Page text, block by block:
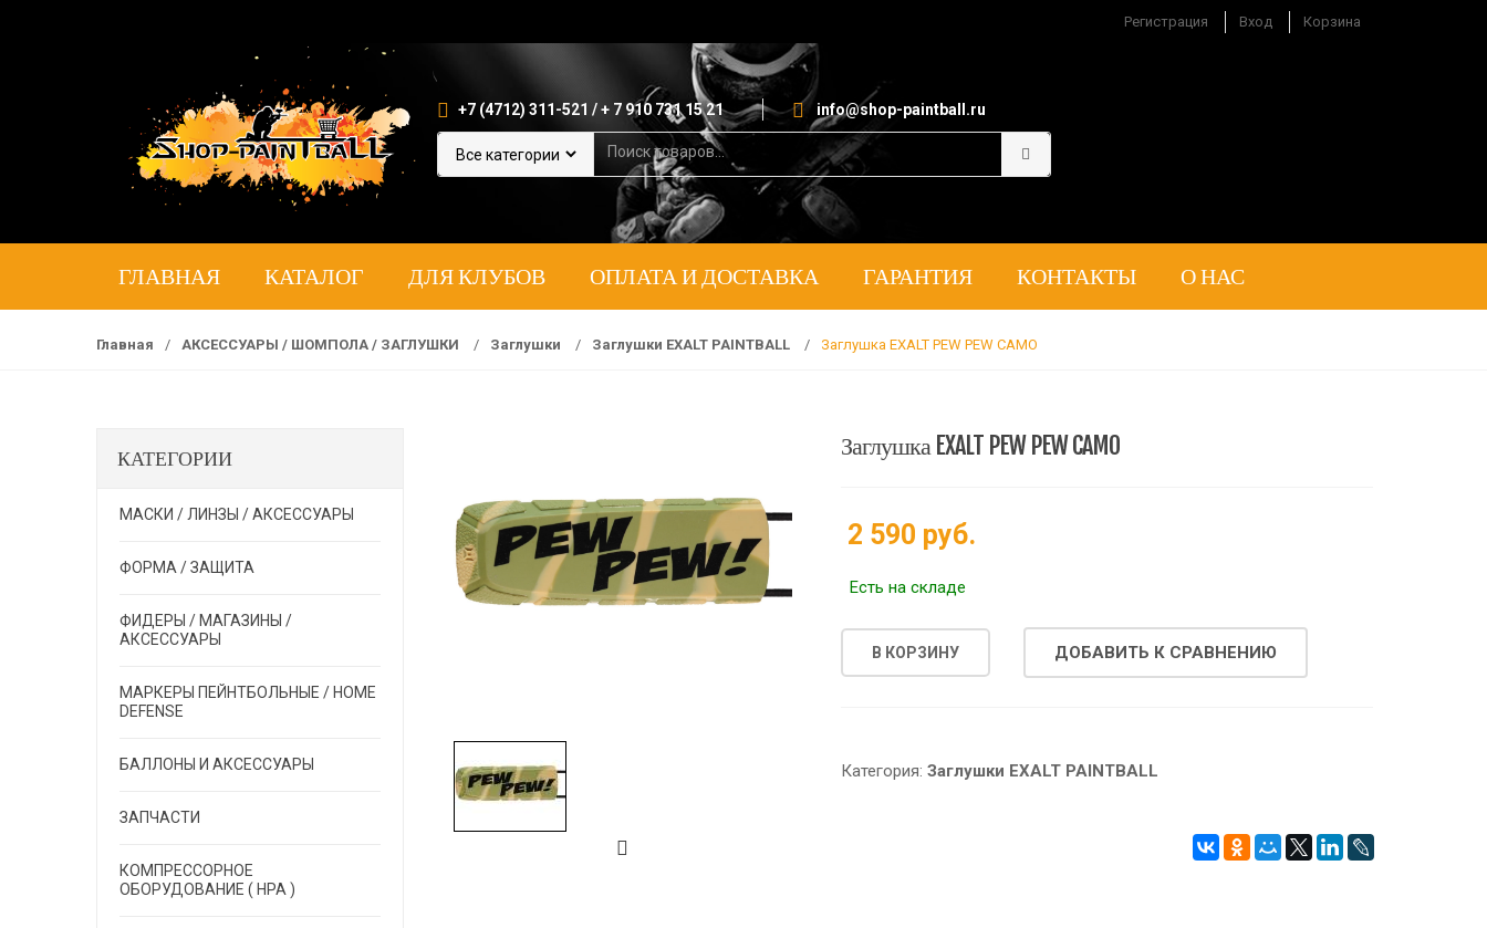
Регистрация Вход Корзина
+7 (4712) 311-521 / + 7 910 731 15 21 info@shop-paintball.ru
f
:
ГЛАВНАЯ КАТАЛОГ ДЛЯ КЛУБОВ ОПЛАТА И ДОСТАВКА ГАРАНТИЯ КОНТАКТЫ О НАС
Главная / АКСЕССУАРЫ / ШОМПОЛА / ЗАГЛУШКИ / Заглушки / Заглушки EXALT PAINTBALL / Заглушка EXALT PEW PEW CAMO
КАТЕГОРИИ
МАСКИ / ЛИНЗЫ / АКСЕССУАРЫ
ФОРМА / ЗАЩИТА
ФИДЕРЫ / МАГАЗИНЫ /
АКСЕССУАРЫ
МАРКЕРЫ ПЕЙНТБОЛЬНЫЕ / HOME
DEFENSE
БАЛЛОНЫ И АКСЕССУАРЫ
ЗАПЧАСТИ
КОМПРЕССОРНОЕ
ОБОРУДОВАНИЕ ( HPA )
Заглушка EXALT PEW PEW CAMO
2 590 руб.
Есть на складе
В КОРЗИНУ ДОБАВИТЬ К СРАВНЕНИЮ
Категория:Заглушки EXALT PAINTBALL